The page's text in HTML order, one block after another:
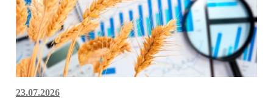
23.07.2026